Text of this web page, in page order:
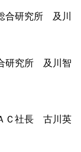
研究所 及川智